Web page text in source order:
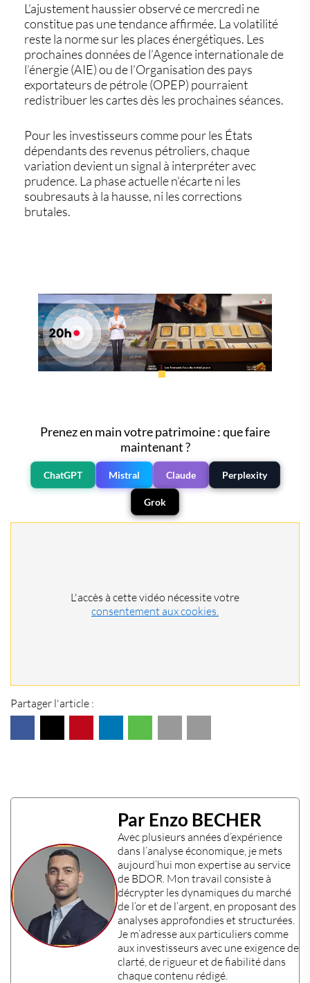
L’ajustement haussier observé ce mercredi ne
constitue pas une tendance affirmée. La volatilité
reste la norme sur les places énergétiques. Les
prochaines données de l’Agence internationale de
l’énergie (AIE) ou de l’Organisation des pays
exportateurs de pétrole (OPEP) pourraient
redistribuer les cartes dès les prochaines séances.
Pour les investisseurs comme pour les États
dépendants des revenus pétroliers, chaque
variation devient un signal à interpréter avec
prudence. La phase actuelle n’écarte ni les
soubresauts à la hausse, ni les corrections
brutales.
Prenez en main votre patrimoine : que faire
maintenant ?
ChatGPT Mistral Claude Perplexity
Grok
L'accès à cette vidéo nécessite votre
consentement aux cookies.
Partager l'article :
Par Enzo BECHER
Avec plusieurs années d’expérience
dans l’analyse économique , je mets
aujourd’hui mon expertiseau service
de BDOR. Mon travail consiste à
décrypter les dynamiques du marché
de l’or et de l’argent, en proposant des
analyses approfondies et structurées.
Je m’adresse aux particuliers comme
aux investisseurs avec une exigence de
clarté, de rigueur et de fiabilité dans
chaque contenu rédigé.